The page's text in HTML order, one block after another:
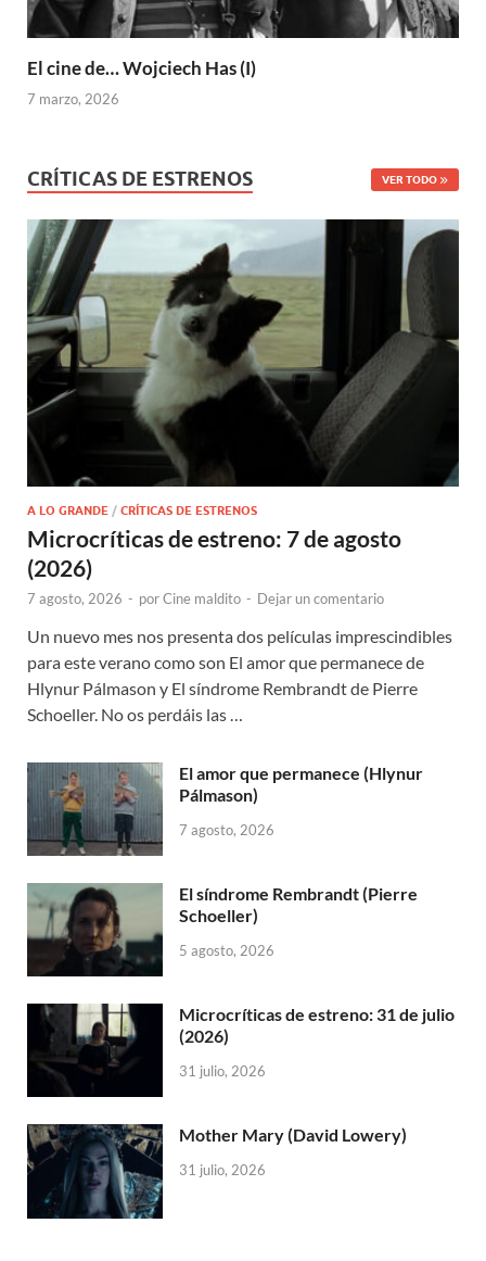
El cine de… Wojciech Has (I)
7 marzo, 2026
CRÍTICAS DE ESTRENOS VER TODO
A LO GRANDE / CRÍTICAS DE ESTRENOS
Microcríticas de estreno: 7 de agosto
(2026)
7 agosto, 2026 - porCine maldito - Dejar un comentario
Un nuevo mes nos presenta dos películas imprescindibles
para este verano como son El amor que permanece de
Hlynur Pálmason y El síndrome Rembrandt de Pierre
Schoeller. No os perdáis las …
El amor que permanece (Hlynur
Pálmason)
7 agosto, 2026
El síndrome Rembrandt (Pierre
Schoeller)
5 agosto, 2026
Microcríticas de estreno: 31 de julio
(2026)
31 julio, 2026
Mother Mary (David Lowery)
31 julio, 2026